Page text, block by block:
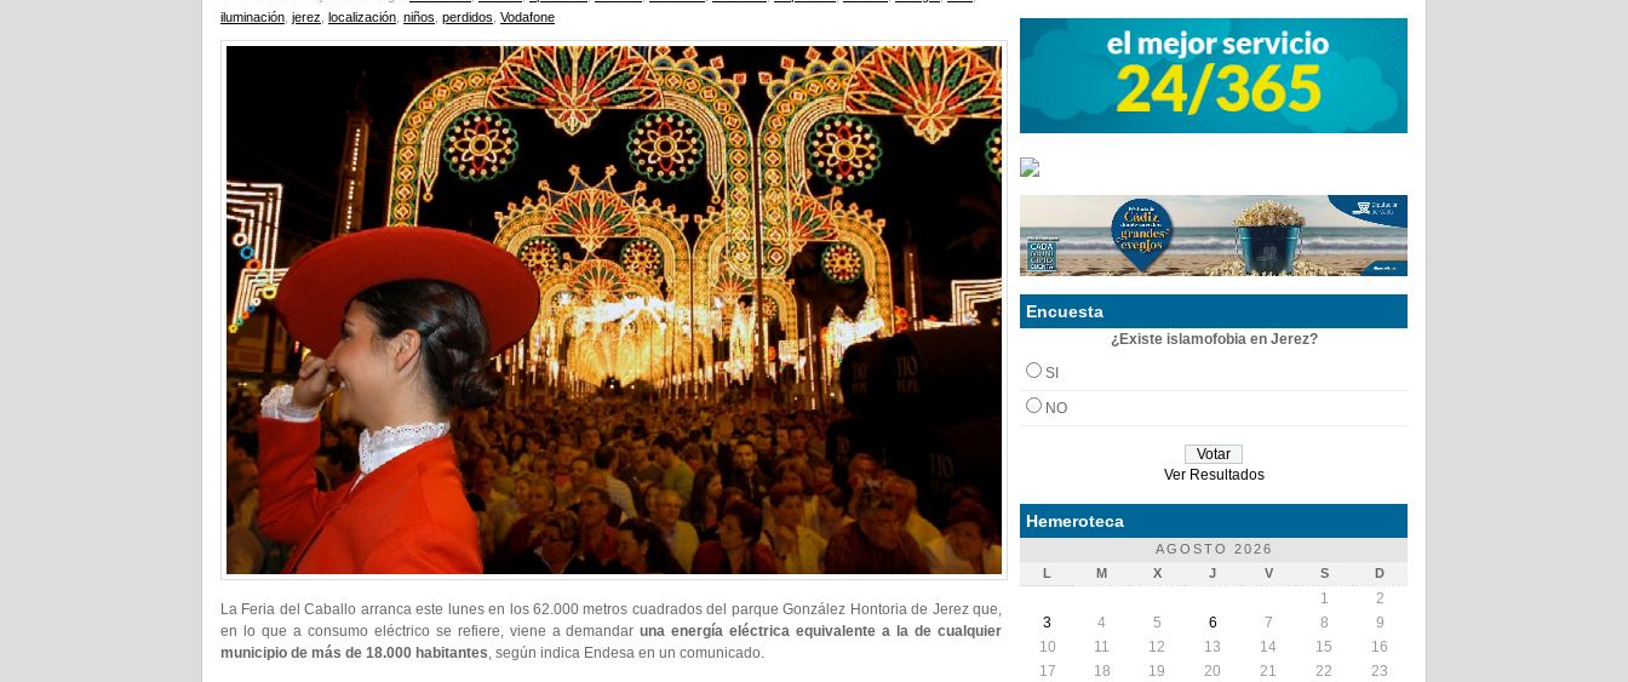
iluminación jerez localización niños perdidos Vodafone
La Feria del Caballo arranca este lunes en los 62.000 metros cuadrados del parque González Hontoria de Jerez que,
en lo que a consumo eléctrico se refiere, viene a demandaruna energía eléctrica equivalente a la de cualquier
municipio de más de 18.000 habitantes, según indica Endesa en un comunicado.
Encuesta
¿Existe islamofobia en Jerez?
SI
NO
Ver Resultados
Hemeroteca
AGOSTO 2026
L
M X J V S D
1
2
3
4 5 6 7 8
9
10
11 12 13 14 15
16
17
18 19 20 21 22
23